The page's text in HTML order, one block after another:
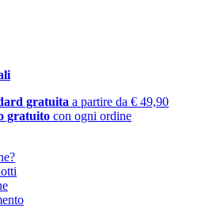
gratuita a partire da € 49,90
gratuito con ogni ordine